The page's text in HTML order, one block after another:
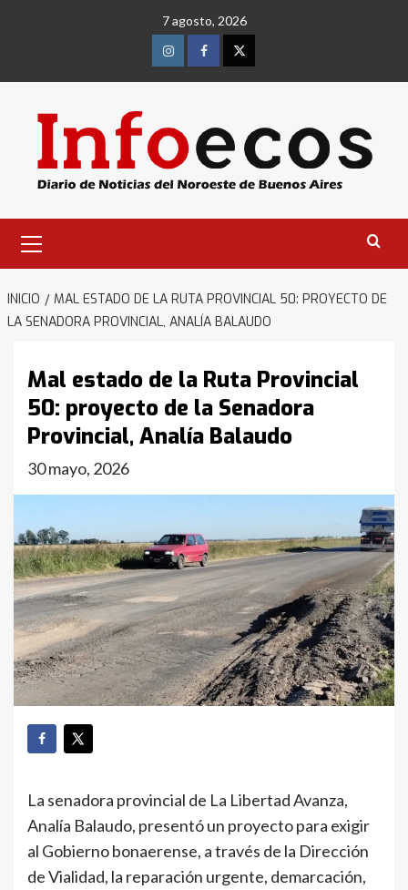
7 agosto, 2026
InstagramFacebookTwitter
primario
INICIO
MAL ESTADO DE LA RUTA PROVINCIAL 50: PROYECTO DE
LA SENADORA PROVINCIAL, ANALÍA BALAUDO
Mal estado de la Ruta Provincial
50: proyecto de la Senadora
Provincial, Analía Balaudo
30 mayo, 2026
La senadora provincial de La Libertad Avanza,
Analía Balaudo, presentó un proyecto para exigir
al Gobierno bonaerense, a través de la Dirección
de Vialidad, la reparación urgente, demarcación,